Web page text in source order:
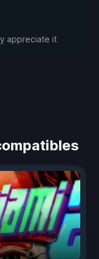
appreciate it